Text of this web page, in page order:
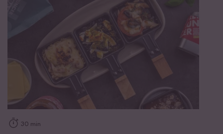
30 min